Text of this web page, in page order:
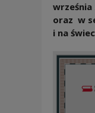
września
oraz w
i na